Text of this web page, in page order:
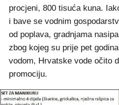
procjeni, 800 tisuća kuna.
i bave se vodnim
od poplava, gradnjama
zbog kojeg su prije pet
vodom, Hrvatske vode očito
promociju.